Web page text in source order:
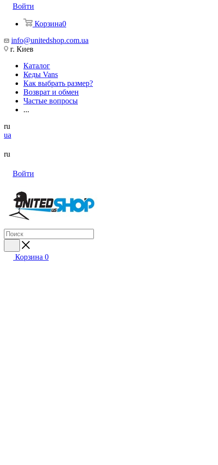
Войти
Корзина0
info@unitedshop.com.ua
г. Киев
Каталог
Кеды Vans
Как выбрать размер?
Возврат и обмен
Частые вопросы
...
ru
ua
ru
Войти
Корзина 0